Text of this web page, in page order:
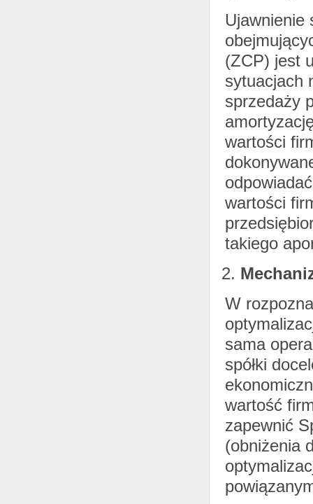
Ujawnienie
(ZCP) jest
sytuacjach
sprzedaży
wartości
wartości
takiego
W
sama
spółki
wartość
zapewnić
(obniżenia